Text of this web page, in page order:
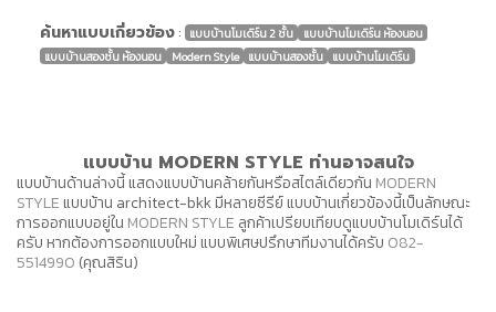
ค้นหาแบบเกี่ยวข้อง: แบบบ้านโมเดิร์น 2 ชั้น
แบบบ้านโมเดิร์น ห้องนอน
แบบบ้านสองชั้น ห้องนอน
Modern Style แบบบ้านสองชั้น แบบบ้านโมเดิร์น
แบบบ้าน MODERN STYLE ท่านอาจสนใจ
แบบบ้านด้านล่างนี้ แสดงแบบบ้านคล้ายกันหรือสไตล์เดียวกัน MODERN
STYLEแบบบ้าน architect-bkk มีหลายซีรีย์ แบบบ้านเกี่ยวข้องนี้เป็นลักษณะ
การออกแบบอยู่ใน MODERN STYLE ลูกค้าเปรียบเทียบดูแบบบ้านโมเดิร์นได้
ครับ หากต้องการออกแบบใหม่ แบบพิเศษปรึกษาทีมงานได้ครับ 082-
5514990 (คุณสิริน)